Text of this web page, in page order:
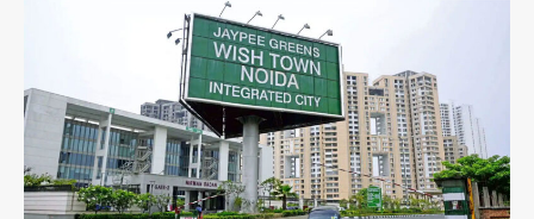
3
Noida Cyber Crime: PM मोदी-
सीतारमण के AI डीपफेक वीडियो से नोएडा में
बुजुर्ग से 70 लाख की ठगी
jai hind janab
Noida News: नोएडा के 350 किसानों के
लिए बड़ी खुशखबरी